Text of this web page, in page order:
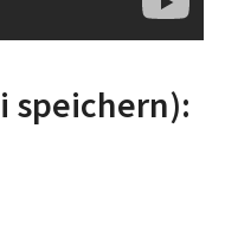
speichern):